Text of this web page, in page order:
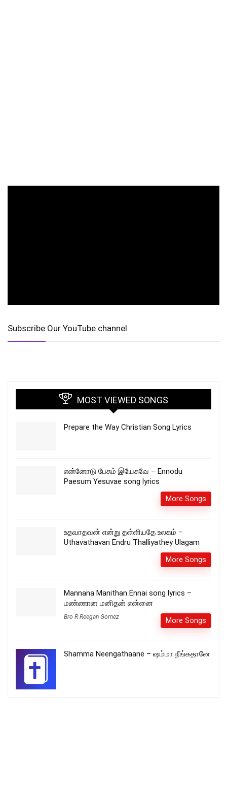
Subscribe Our YouTube channel
MOST VIEWED SONGS
Prepare the Way Christian Song Lyrics
என்னோடு பேசும் இயேசுவே – Ennodu
Paesum Yesuvae song lyrics
More Songs
உதவாதவன் என்று தள்ளியதே உலகம் –
Uthavathavan Endru Thalliyathey Ulagam
More Songs
Mannana Manithan Ennai song lyrics –
மண்ணான மனிதன் என்னை
Bro R Reegan Gomez More Songs
Shamma Neengathaane – ஷம்மா நீங்கதானே